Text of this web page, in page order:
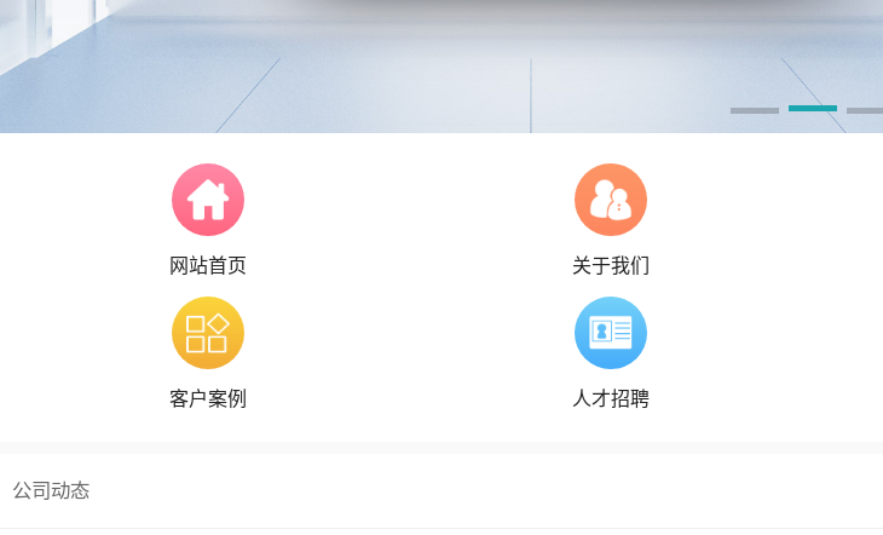
网站首页 关于我们
客户案例 人才招聘
公司动态